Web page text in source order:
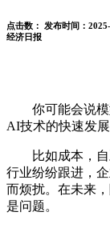
点击数： 发布时间：
经济日报
你可能会说模
AI技术的快速发
比如成本，自
行业纷纷跟进，
而烦扰。在未来
是问题。